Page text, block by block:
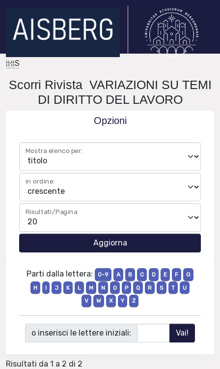
IRIS
Scorri Rivista VARIAZIONI SU TEMI
DI DIRITTO DEL LAVORO
Opzioni
Mostra elenco per:
in ordine:
Risultati/Pagina
Parti dalla lettera: 0-9 A B C D E F
G
H
I J K L M N O P Q R S T
U
V
W X Y Z
o inserisci le lettere iniziali:
Risultati da 1 a 2 di 2